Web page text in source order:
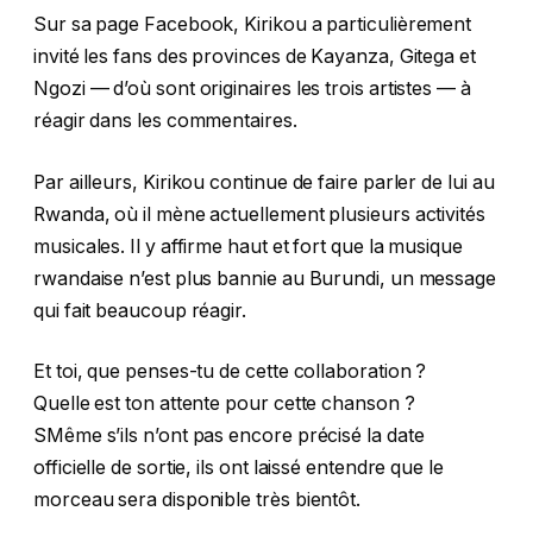
Sur sa page Facebook, Kirikou a particulièrement
invité les fans des provinces de Kayanza, Gitega et
Ngozi — d’où sont originaires les trois artistes — à
réagir dans les commentaires.
Par ailleurs, Kirikou continue de faire parler de lui au
Rwanda, où il mène actuellement plusieurs activités
musicales. Il y affirme haut et fort que la musique
rwandaise n’est plus bannie au Burundi, un message
qui fait beaucoup réagir.
Et toi, que penses-tu de cette collaboration ?
Quelle est ton attente pour cette chanson ?
SMême s’ils n’ont pas encore précisé la date
officielle de sortie, ils ont laissé entendre que le
morceau sera disponible très bientôt.